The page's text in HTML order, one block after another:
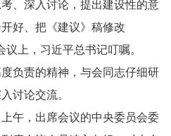
、深入讨论，提出建设性的意
好、把《建议》稿修改
上，习近平总书记叮嘱。
负责的精神，与会同志仔细研
讨论交流。
午，出席会议的中央委员会委